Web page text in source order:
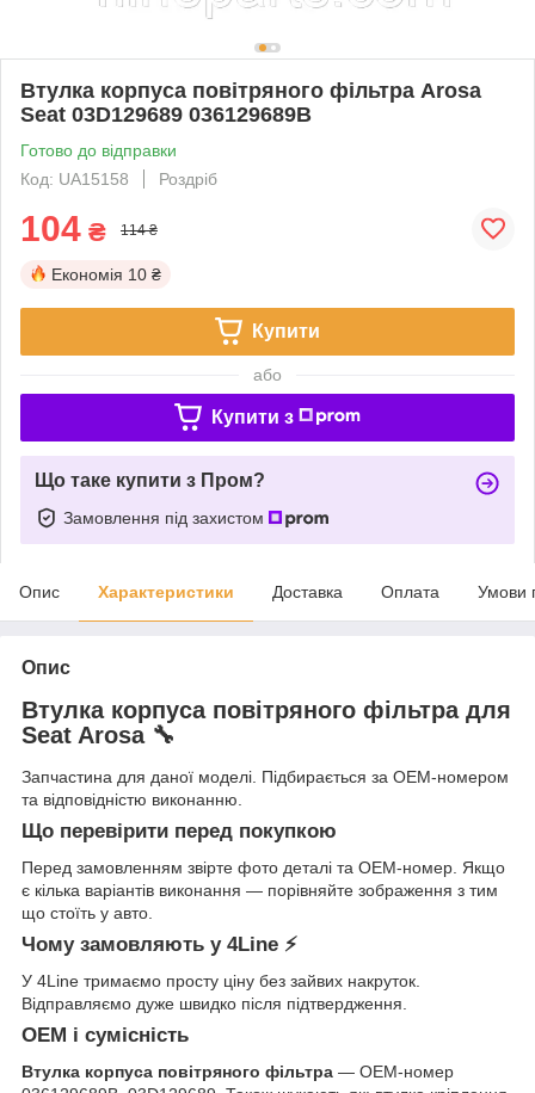
Втулка корпуса повітряного фільтра Arosa
Seat 03D129689 036129689B
Готово до відправки
Код: UA15158
Роздріб
104 ₴ 114 ₴
Економія 10 ₴
Купити
або
Купити з
Що таке купити з Пром?
Замовлення під захистом
Опис Характеристики Доставка Оплата Умови
Опис
Втулка корпуса повітряного фільтра для
Seat Arosa 🔧
Запчастина для даної моделі. Підбирається за OEM-номером
та відповідністю виконанню.
Що перевірити перед покупкою
Перед замовленням звірте фото деталі та OEM-номер. Якщо
є кілька варіантів виконання — порівняйте зображення з тим
що стоїть у авто.
Чому замовляють у 4Line ⚡
У 4Line тримаємо просту ціну без зайвих накруток.
Відправляємо дуже швидко після підтвердження.
OEM і сумісність
Втулка корпуса повітряного фільтра — OEM-номер